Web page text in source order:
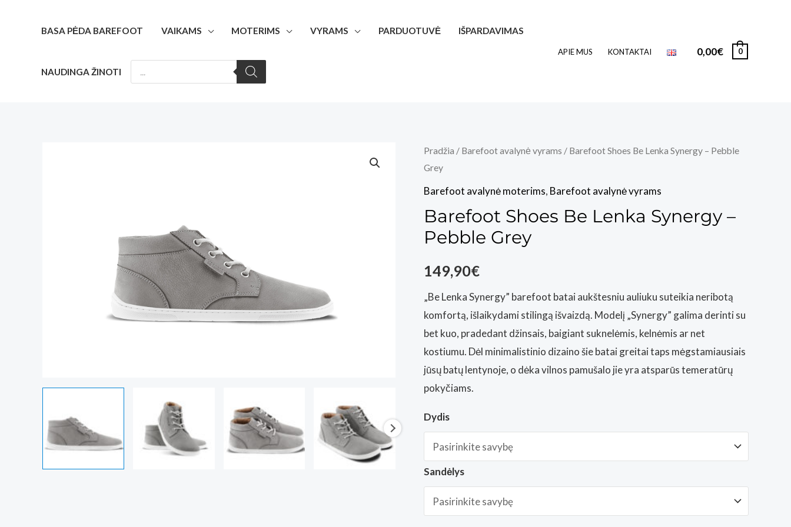
BASA PĖDA BAREFOOT VAIKAMS MOTERIMS VYRAMS PARDUOTUVĖ IŠPARDAVIMAS
NAUDINGA ŽINOTI
PRODUCTS
SEARCH
APIE MUS KONTAKTAI 0,00€ 0
Pradžia / Barefoot avalynė vyrams / Barefoot Shoes Be Lenka Synergy – Pebble
Grey
Barefoot avalynė moterims, Barefoot avalynė vyrams
Barefoot Shoes Be Lenka Synergy –
Pebble Grey
149,90€
„Be Lenka Synergy” barefoot batai aukštesniu auliuku suteikia neribotą
komfortą, išlaikydami stilingą išvaizdą. Modelį „Synergy” galima derinti su
bet kuo, pradedant džinsais, baigiant suknelėmis, kelnėmis ar net
kostiumu. Dėl minimalistinio dizaino šie batai greitai taps mėgstamiausiais
jūsų batų lentynoje, o dėka vilnos pamušalo jie yra atsparūs temeratūrų
pokyčiams.
Dydis
Sandėlys